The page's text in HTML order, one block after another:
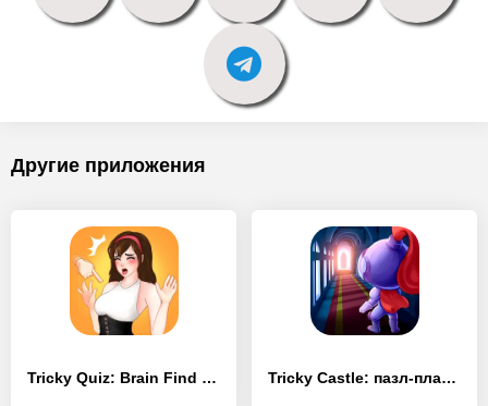
Другие приложения
Tricky Quiz: Brain Find Puzzle - [MOD Много денег] Tricky Castle: пазл-платформер - [MOD Много монет]